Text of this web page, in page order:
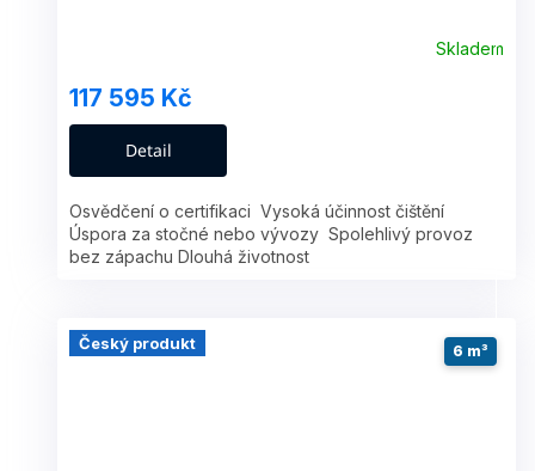
R
Skladem
117 595 Kč
Detail
Osvědčení o certifikaci Vysoká účinnost čištění
Úspora za stočné nebo vývozy Spolehlivý provoz
bez zápachu Dlouhá životnost
Český produkt 6 m³